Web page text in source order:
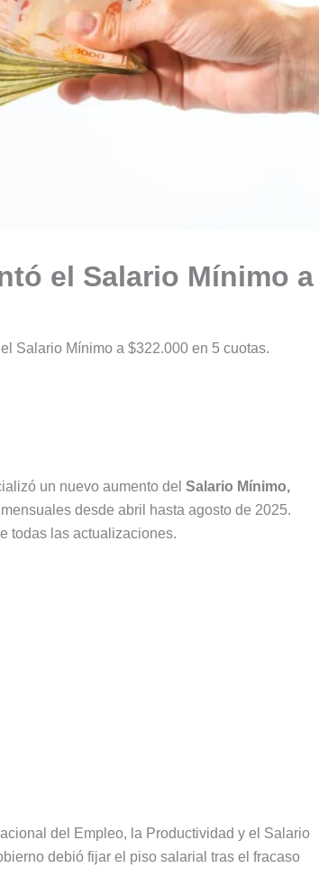
el Salario Mínimo a
Salario Mínimo a $322.000 en 5 cuotas.
un nuevo aumento del Salario Mínimo,
desde abril hasta agosto de 2025.
todas las actualizaciones.
del Empleo, la Productividad y el Salario
debió fijar el piso salarial tras el fracaso